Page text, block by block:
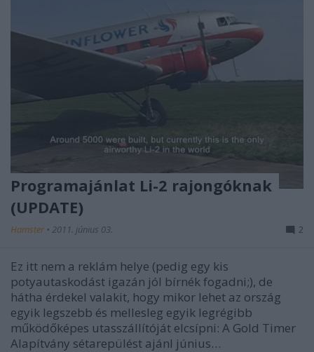
Programajánlat Li-2 rajongóknak
(UPDATE)
Hamster • 2011. június 03. 2
Ez itt nem a reklám helye (pedig egy kis
potyautaskodást igazán jól bírnék fogadni;), de
hátha érdekel valakit, hogy mikor lehet az ország
egyik legszebb és mellesleg egyik legrégibb
működőképes utasszállítóját elcsípni: A Gold Timer
Alapítvány sétarepülést ajánl június…